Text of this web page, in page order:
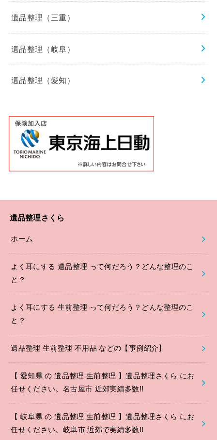
遺品整理（三重）
遺品整理（岐阜）
遺品整理（愛知）
遺品整理さくら
ホーム
よく耳にする 遺品整理 って何だろう？どんな整理のこ
と？
よく耳にする 生前整理 って何だろう？どんな整理のこ
と？
遺品整理 生前整理 不用品 などの【事例紹介】
【 愛知県 の 遺品整理 生前整理 】遺品整理さくら にお
任せください。名古屋市 近郊実績多数!!
【 岐阜県 の 遺品整理 生前整理 】遺品整理さくら にお
任せください。岐阜市 近郊で実績多数!!